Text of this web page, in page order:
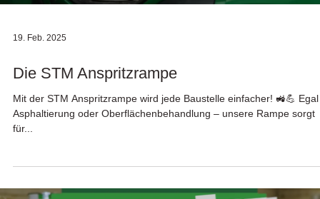
19. Feb. 2025
Die STM Anspritzrampe
Mit der STM Anspritzrampe wird jede Baustelle einfacher! 🚜💪
Asphaltierung oder Oberflächenbehandlung – unsere Rampe sorgt
für...